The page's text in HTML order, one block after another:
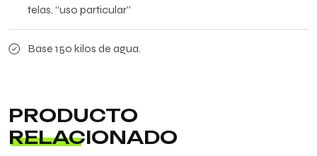
telas. “uso particular”
Base 150 kilos de agua.
PRODUCTO
RELACIONADO